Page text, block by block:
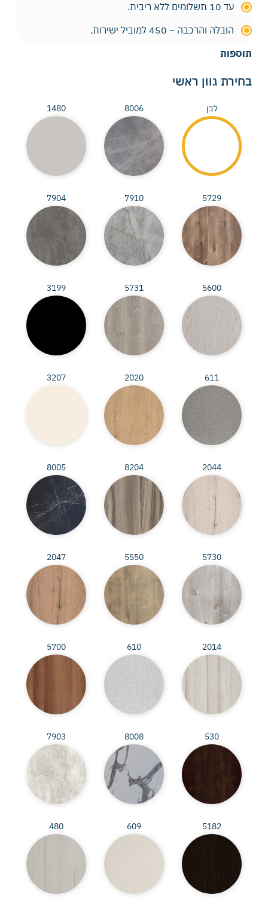
עד 10 תשלומים ללא ריבית.
הובלה והרכבה – 450 למוביל ישירות.
תוספות
בחירת גוון ראשי
לבן 8006
1480
5729
7910
7904
5600
5731
3199
611
2020
3207
2044
8204
8005
5730
5550
2047
2014
610
5700
530
8008
7903
5182
609
480